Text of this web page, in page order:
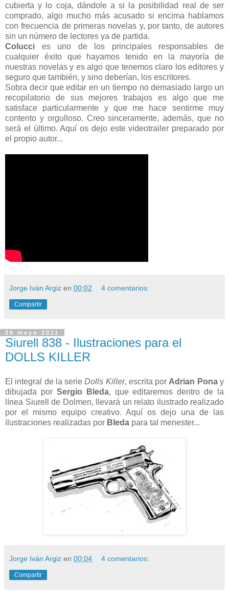
cubierta y lo coja, dándole a si la posibilidad real de ser
comprado, algo mucho más acusado si encima hablamos
con frecuencia de primeras novelas y, por tanto, de autores
sin un número de lectores ya de partida.
Colucci es uno de los principales responsables de
cualquier éxito que hayamos tenido en la mayoría de
nuestras novelas y es algo que tenemos claro los editores y
seguro que también, y sino deberían, los escritores.
Sobra decir que editar en un tiempo no demasiado largo un
recopilatorio de sus mejores trabajos es algo que me
satisface particularmente y que me hace sentirme muy
contento y orgulloso. Creo sinceramente, además, que no
será el último. Aquí os dejo este videotrailer preparado por
el propio autor...
Jorge Iván Argiz en 00:02 4 comentarios:
Compartir
26 mayo 2011
Siurell 838 - Ilustraciones para el
DOLLS KILLER
El integral de la serieDolls Killer, escrita por Adrian Ponay
dibujada por Sergio Bleda, que editaremos dentro de la
línea Siurell de Dolmen, llevará un relato ilustrado realizado
por el mismo equipo creativo. Aquí os dejo una de las
ilustraciones realizadas por Bleda para tal menester...
Jorge Iván Argiz en 00:04 4 comentarios:
Compartir